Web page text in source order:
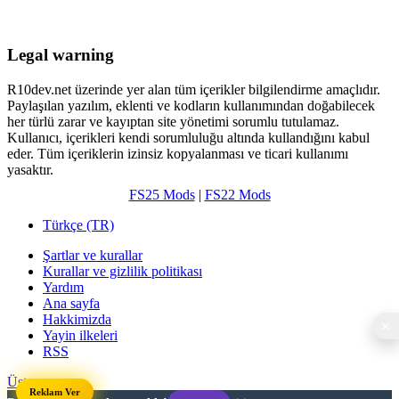
Legal warning
R10dev.net üzerinde yer alan tüm içerikler bilgilendirme amaçlıdır.
Paylaşılan yazılım, eklenti ve kodların kullanımından doğabilecek
her türlü zarar ve kayıptan site yönetimi sorumlu tutulamaz.
Kullanıcı, içerikleri kendi sorumluluğu altında kullandığını kabul
eder. Tüm içeriklerin izinsiz kopyalanması ve ticari kullanımı
yasaktır.
FS25 Mods| FS22 Mods
Türkçe (TR)
Şartlar ve kurallar
Kurallar ve gizlilik politikası
Yardım
Ana sayfa
Hakkimizda
Yayin ilkeleri
RSS
Üst
Reklam Ver